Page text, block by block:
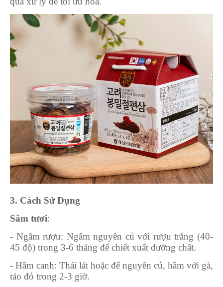
3. Cách Sử Dụng
Sâm tươi:
- Ngâm rượu: Ngâm nguyên củ với rượu trắng (40-
45 độ) trong 3-6 tháng để chiết xuất dưỡng chất.
- Hầm canh: Thái lát hoặc để nguyên củ, hầm với gà,
táo đỏ trong 2-3 giờ.